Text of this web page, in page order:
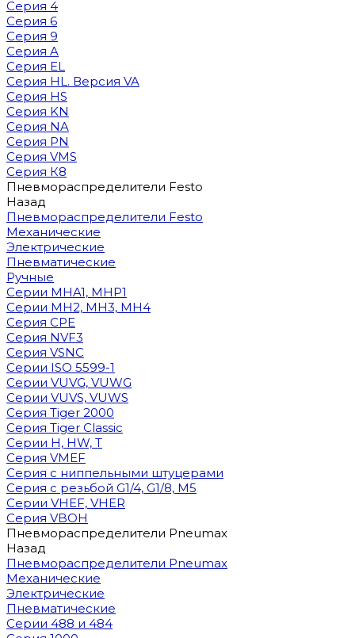
Серия 4
Серия 6
Серия 9
Серия A
Серия EL
Серия HL. Версия VA
Серия HS
Серия KN
Серия NA
Серия PN
Серия VMS
Серия К8
Пневмораспределители Festo
Назад
Пневмораспределители Festo
Механические
Электрические
Пневматические
Ручные
Cерии MHA1, MHP1
Cерии MH2, MH3, MH4
Cерия CPE
Серия NVF3
Серия VSNC
Серии ISO 5599-1
Серии VUVG, VUWG
Серии VUVS, VUWS
Серия Tiger 2000
Серия Tiger Classic
Серии H, HW, T
Серия VMEF
Серия с ниппельными штуцерами
Серия с резьбой G1/4, G1/8, М5
Серии VHEF, VHER
Серия VBOH
Пневмораспределители Pneumax
Назад
Пневмораспределители Pneumax
Механические
Электрические
Пневматические
Серии 488 и 484